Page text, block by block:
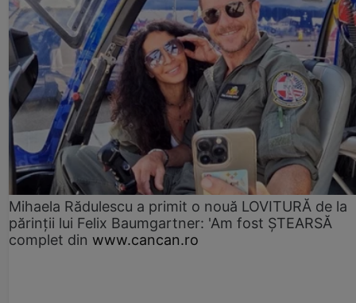
Mihaela Rădulescu a primit o nouă LOVITURĂ de la
părinții lui Felix Baumgartner: 'Am fost ȘTEARSĂ
complet din www.cancan.ro